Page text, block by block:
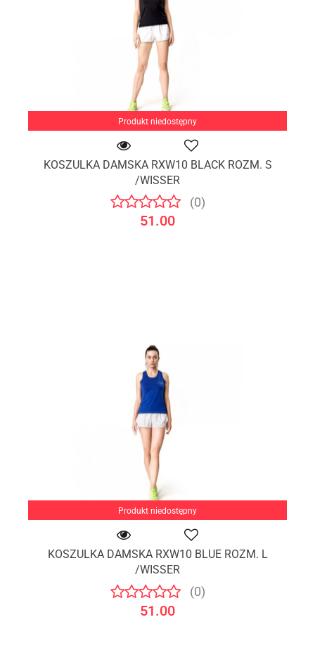
Produkt niedostępny
KOSZULKA DAMSKA RXW10 BLACK ROZM. S
/WISSER
(0)
51.00
Produkt niedostępny
KOSZULKA DAMSKA RXW10 BLUE ROZM. L
/WISSER
(0)
51.00